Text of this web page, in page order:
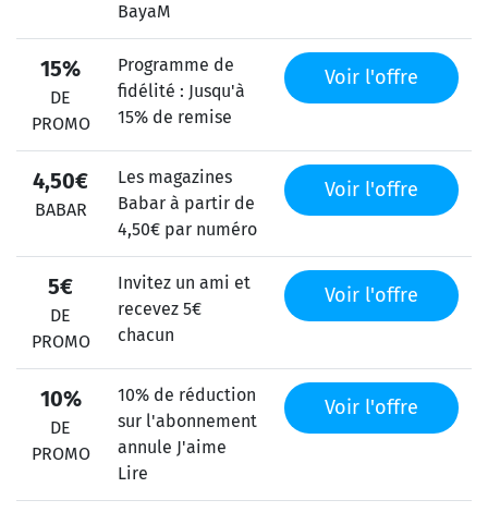
BayaM
15%
DE
PROMO
Programme de
fidélité : Jusqu'à
15% de remise
Voir l'offre
4,50€
BABAR
Les magazines
Babar à partir de
4,50€ par numéro
Voir l'offre
5€
DE
PROMO
Invitez un ami et
recevez 5€
chacun
Voir l'offre
10%
DE
PROMO
10% de réduction
sur l'abonnement
annule J'aime
Lire
Voir l'offre